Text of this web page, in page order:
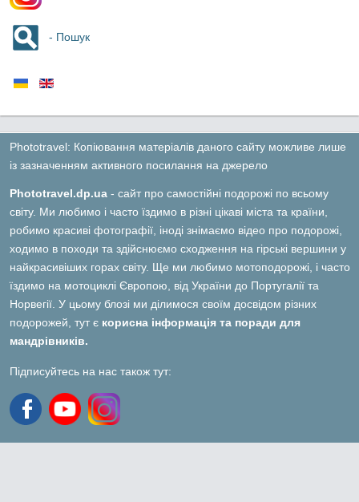
- Пошук
Phototravel: Копіювання матеріалів даного сайту можливе лише
із зазначенням активного посилання на джерело
Phototravel.dp.ua - сайт про самостійні подорожі по всьому
світу. Ми любимо і часто їздимо в різні цікаві міста та країни,
робимо красиві фотографії, іноді знімаємо відео про подорожі,
ходимо в походи та здійснюємо сходження на гірські вершини у
найкрасивіших горах світу. Ще ми любимо мотоподорожі, і часто
їздимо на мотоциклі Європою, від України до Португалії та
Норвегії. У цьому блозі ми ділимося своїм досвідом різних
подорожей, тут є корисна інформація та поради для
мандрівників.
Підписуйтесь на нас також тут: